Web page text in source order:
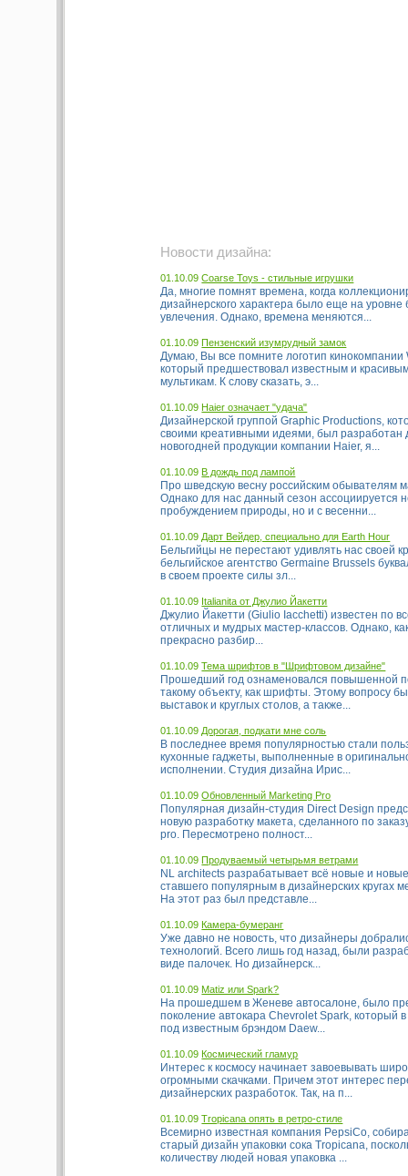
Новости дизайна:
01.10.09Coarse Toys - стильные игрушки
Да, многие помнят времена, когда
дизайнерского характера было еще на уровне
увлечения. Однако, времена меняются...
01.10.09Пензенский изумрудный замок
Думаю, Вы все помните логотип кинокомпании
который предшествовал известным и
мультикам. К слову сказать, э...
01.10.09Haier означает "удача"
Дизайнерской группой Graphic Productions,
своими креативными идеями, был разработан
новогодней продукции компании Haier, я...
01.10.09В дождь под лампой
Про шведскую весну российским обывателям
Однако для нас данный сезон ассоциируется
пробуждением природы, но и с весенни...
01.10.09 Дарт Вейдер, специально для Earth Hour
Бельгийцы не перестают удивлять нас своей
бельгийское агентство Germaine Brussels
в своем проекте силы зл...
01.10.09 Italianitа от Джулио Йакетти
Джулио Йакетти (Giulio Iacchetti) известен по
отличных и мудрых мастер-классов. Однако,
прекрасно разбир...
01.10.09Тема шрифтов в "Шрифтовом дизайне"
Прошедший год ознаменовался повышенной
такому объекту, как шрифты. Этому вопросу
выставок и круглых столов, а также...
01.10.09 Дорогая, подкати мне соль
В последнее время популярностью стали
кухонные гаджеты, выполненные в
исполнении. Студия дизайна Ирис...
01.10.09Обновленный Marketing Pro
Популярная дизайн-студия Direct Design
новую разработку макета, сделанного по
pro. Пересмотрено полност...
01.10.09Продуваемый четырьмя ветрами
NL architects разрабатывает всё новые и
ставшего популярным в дизайнерских кругах
На этот раз был представле...
01.10.09Камера-бумеранг
Уже давно не новость, что дизайнеры
технологий. Всего лишь год назад, были
виде палочек. Но дизайнерск...
01.10.09Matiz или Spark?
На прошедшем в Женеве автосалоне, было
поколение автокара Chevrolet Spark, который
под известным брэндом Daew...
01.10.09Космический гламур
Интерес к космосу начинает завоевывать
огромными скачками. Причем этот интерес
дизайнерских разработок. Так, на п...
01.10.09Tropicana опять в ретро-стиле
Всемирно известная компания PepsiCo,
старый дизайн упаковки сока Tropicana,
количеству людей новая упаковка ...